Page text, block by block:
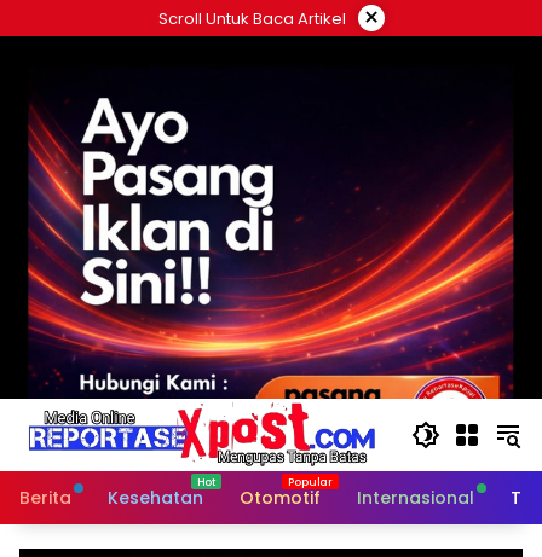
ke
Scroll Untuk Baca Artikel ×
Berita Kesehatan Otomotif Internasional